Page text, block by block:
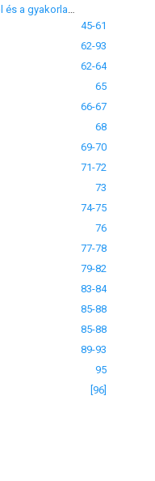
45-61
62-93
62-64
65
66-67
68
69-70
71-72
73
74-75
76
77-78
79-82
83-84
85-88
85-88
89-93
95
[96]